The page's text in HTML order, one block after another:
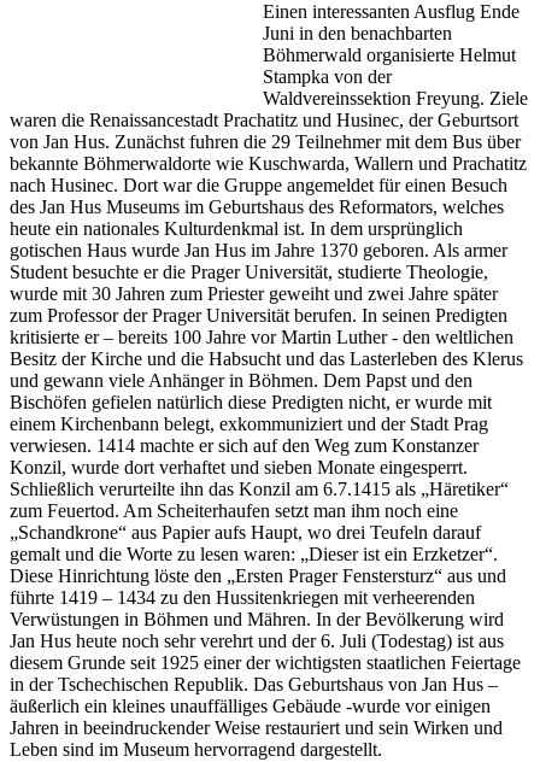
Einen interessanten Ausflug Ende
Juni in den benachbarten
Böhmerwald organisierte Helmut
Stampka von der
Waldvereinssektion Freyung. Ziele
waren die Renaissancestadt Prachatitz und Husinec, der Geburtsort
von Jan Hus. Zunächst fuhren die 29 Teilnehmer mit dem Bus über
bekannte Böhmerwaldorte wie Kuschwarda, Wallern und Prachatitz
nach Husinec. Dort war die Gruppe angemeldet für einen Besuch
des Jan Hus Museums im Geburtshaus des Reformators, welches
heute ein nationales Kulturdenkmal ist. In dem ursprünglich
gotischen Haus wurde Jan Hus im Jahre 1370 geboren. Als armer
Student besuchte er die Prager Universität, studierte Theologie,
wurde mit 30 Jahren zum Priester geweiht und zwei Jahre später
zum Professor der Prager Universität berufen. In seinen Predigten
kritisierte er – bereits 100 Jahre vor Martin Luther - den weltlichen
Besitz der Kirche und die Habsucht und das Lasterleben des Klerus
und gewann viele Anhänger in Böhmen. Dem Papst und den
Bischöfen gefielen natürlich diese Predigten nicht, er wurde mit
einem Kirchenbann belegt, exkommuniziert und der Stadt Prag
verwiesen. 1414 machte er sich auf den Weg zum Konstanzer
Konzil, wurde dort verhaftet und sieben Monate eingesperrt.
Schließlich verurteilte ihn das Konzil am 6.7.1415 als „Häretiker“
zum Feuertod. Am Scheiterhaufen setzt man ihm noch eine
„Schandkrone“ aus Papier aufs Haupt, wo drei Teufeln darauf
gemalt und die Worte zu lesen waren: „Dieser ist ein Erzketzer“.
Diese Hinrichtung löste den „Ersten Prager Fenstersturz“ aus und
führte 1419 – 1434 zu den Hussitenkriegen mit verheerenden
Verwüstungen in Böhmen und Mähren. In der Bevölkerung wird
Jan Hus heute noch sehr verehrt und der 6. Juli (Todestag) ist aus
diesem Grunde seit 1925 einer der wichtigsten staatlichen Feiertage
in der Tschechischen Republik. Das Geburtshaus von Jan Hus –
äußerlich ein kleines unauffälliges Gebäude -wurde vor einigen
Jahren in beeindruckender Weise restauriert und sein Wirken und
Leben sind im Museum hervorragend dargestellt.